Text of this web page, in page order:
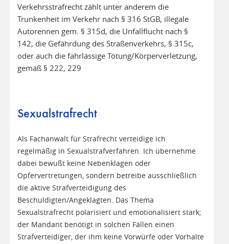
Verkehrsstrafrecht zählt unter anderem die
Trunkenheit im Verkehr nach § 316 StGB, illegale
Autorennen gem. § 315d, die Unfallflucht nach §
142, die Gefährdung des Straßenverkehrs, § 315c,
oder auch die fahrlässige Tötung/Körperverletzung,
gemäß § 222, 229
Sexualstrafrecht
Als Fachanwalt für Strafrecht verteidige ich
regelmäßig in Sexualstrafverfahren. Ich übernehme
dabei bewußt keine Nebenklagen oder
Opfervertretungen, sondern betreibe ausschließlich
die aktive Strafverteidigung des
Beschuldigten/Angeklagten. Das Thema
Sexualstrafrecht polarisiert und emotionalisiert stark;
der Mandant benötigt in solchen Fällen einen
Strafverteidiger, der ihm keine Vorwürfe oder Vorhalte